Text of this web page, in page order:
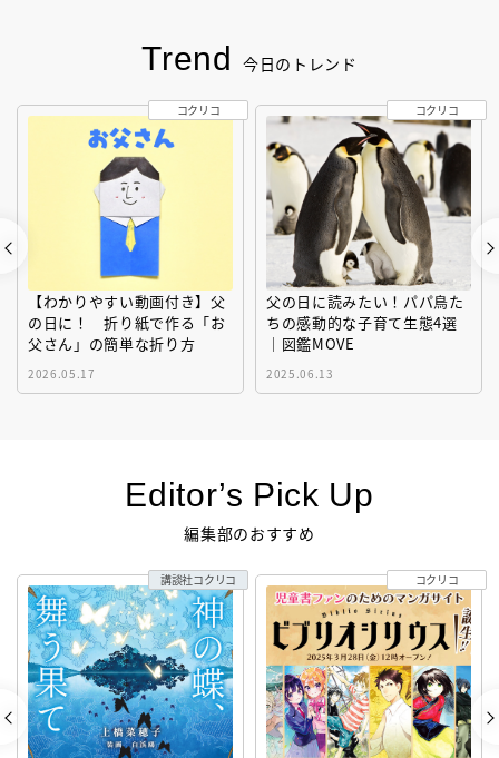
Trend 今日のトレンド
【わかりやすい動画付き】父
の日に！ 折り紙で作る「お
父さん」の簡単な折り方
2026.05.17
コクリコ
父の日に読みたい！パパ鳥た
ちの感動的な子育て生態4選
｜図鑑MOVE
2025.06.13
コクリコ
Editor’s Pick Up
編集部のおすすめ
講談社コクリコ コクリコ